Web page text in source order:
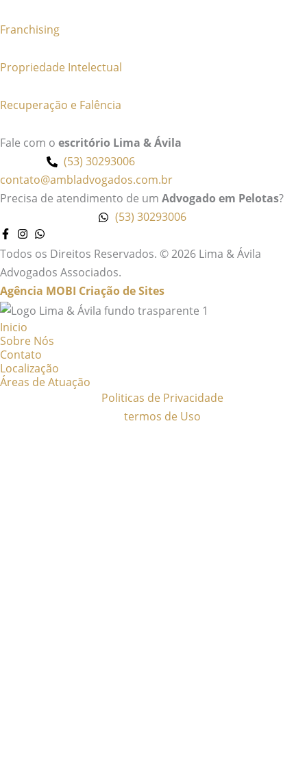
Franchising
Propriedade Intelectual
Recuperação e Falência
Fale com o escritório Lima & Ávila
(53) 30293006
contato@ambladvogados.com.br
Precisa de atendimento de um Advogado em Pelotas?
(53) 30293006
Todos os Direitos Reservados. © 2026 Lima & Ávila
Advogados Associados.
Agência MOBI Criação de Sites
Inicio
Sobre Nós
Contato
Localização
Áreas de Atuação
Politicas de Privacidade
termos de Uso